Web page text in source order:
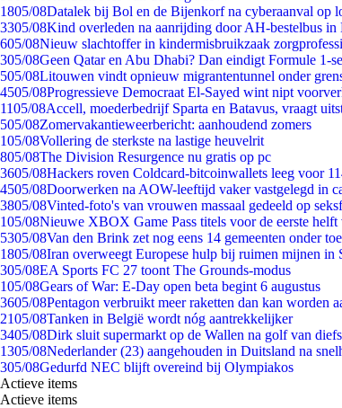
1805/08Datalek bij Bol en de Bijenkorf na cyberaanval op
3305/08Kind overleden na aanrijding door AH-bestelbus in
605/08Nieuw slachtoffer in kindermisbruikzaak
305/08Geen Qatar en Abu Dhabi? Dan eindigt Formule 1-
505/08Litouwen vindt opnieuw migrantentunnel onder
4505/08Progressieve Democraat El-Sayed wint nipt
1105/08Accell, moederbedrijf Sparta en Batavus, vraagt
505/08Zomervakantieweerbericht: aanhoudend zomers
105/08Vollering de sterkste na lastige heuvelrit
805/08The Division Resurgence nu gratis op pc
3605/08Hackers roven Coldcard-bitcoinwallets leeg voor
4505/08Doorwerken na AOW-leeftijd vaker vastgelegd in
3805/08Vinted-foto's van vrouwen massaal gedeeld op
105/08Nieuwe XBOX Game Pass titels voor de eerste helft
5305/08Van den Brink zet nog eens 14 gemeenten onder
1805/08Iran overweegt Europese hulp bij ruimen mijnen in
305/08EA Sports FC 27 toont The Grounds-modus
105/08Gears of War: E-Day open beta begint 6 augustus
3605/08Pentagon verbruikt meer raketten dan kan worden
2105/08Tanken in België wordt nóg aantrekkelijker
3405/08Dirk sluit supermarkt op de Wallen na golf van
1305/08Nederlander (23) aangehouden in Duitsland na
305/08Gedurfd NEC blijft overeind bij Olympiakos
Actieve items
Actieve items